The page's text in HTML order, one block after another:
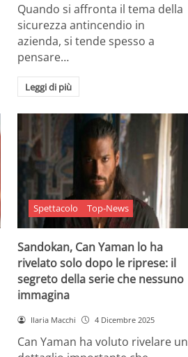
Quando si affronta il tema della
sicurezza antincendio in
azienda, si tende spesso a
pensare…
Leggi di più
Spettacolo Top-News
Sandokan, Can Yaman lo ha
rivelato solo dopo le riprese: il
segreto della serie che nessuno
immagina
Ilaria Macchi 4 Dicembre 2025
Can Yaman ha voluto rivelare un